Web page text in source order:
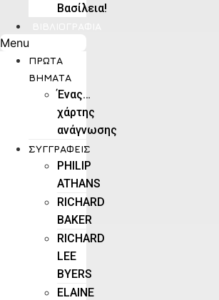
Βασίλεια!
Menu
ΠΡΏΤΑ
ΒΉΜΑΤΑ
Ένας…
χάρτης
ανάγνωσης
ΣΥΓΓΡΑΦΕΊΣ
PHILIP
ATHANS
RICHARD
BAKER
RICHARD
LEE
BYERS
ELAINE